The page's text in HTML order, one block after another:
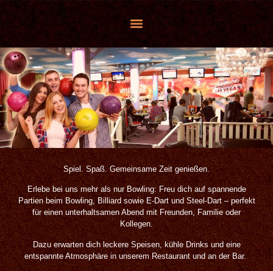
Spiel. Spaß. Gemeinsame Zeit genießen.
Erlebe bei uns mehr als nur Bowling: Freu dich auf spannende
Partien beim Bowling, Billiard sowie E-Dart und Steel-Dart – perfekt
für einen unterhaltsamen Abend mit Freunden, Familie oder
Kollegen.
Dazu erwarten dich leckere Speisen, kühle Drinks und eine
entspannte Atmosphäre in unserem Restaurant und an der Bar.